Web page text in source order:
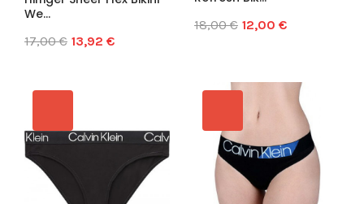
We...
17,00 € 13,92 €
18,00 € 12,00 €